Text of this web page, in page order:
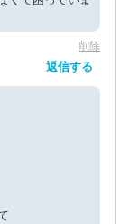
削除
返信する